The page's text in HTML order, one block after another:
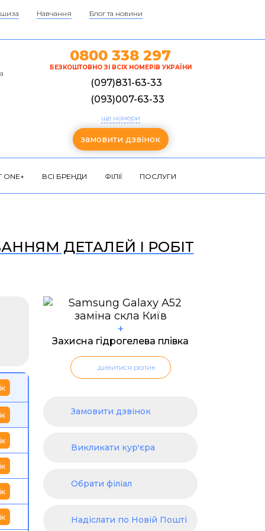
Навчання Блог та новини
0800 338 297
БЕЗКОШТОВНО ЗІ ВСІХ НОМЕРІВ УКРАЇНИ
(097)831-63-33
(093)007-63-33
ще номери
замовити дзвінок
ВСІ БРЕНДИ ФІЛІЇ ПОСЛУГИ
ДЕТАЛЕЙ І РОБІТ
+
Захисна гідрогелева плівка
дивитися ролик
Замовити дзвінок
Викликати кур'єра
Обрати філіал
Надіслати по Новій Пошті